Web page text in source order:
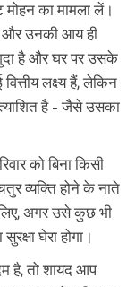
मोहन का मामला लें।
और उनकी आय ही
है और घर पर उसके
लक्ष्य हैं, लेकिन
है - जैसे उसका
को बिना किसी
व्यक्ति होने के नाते
अगर उसे कुछ भी
घेरा होगा।
है, तो शायद आप